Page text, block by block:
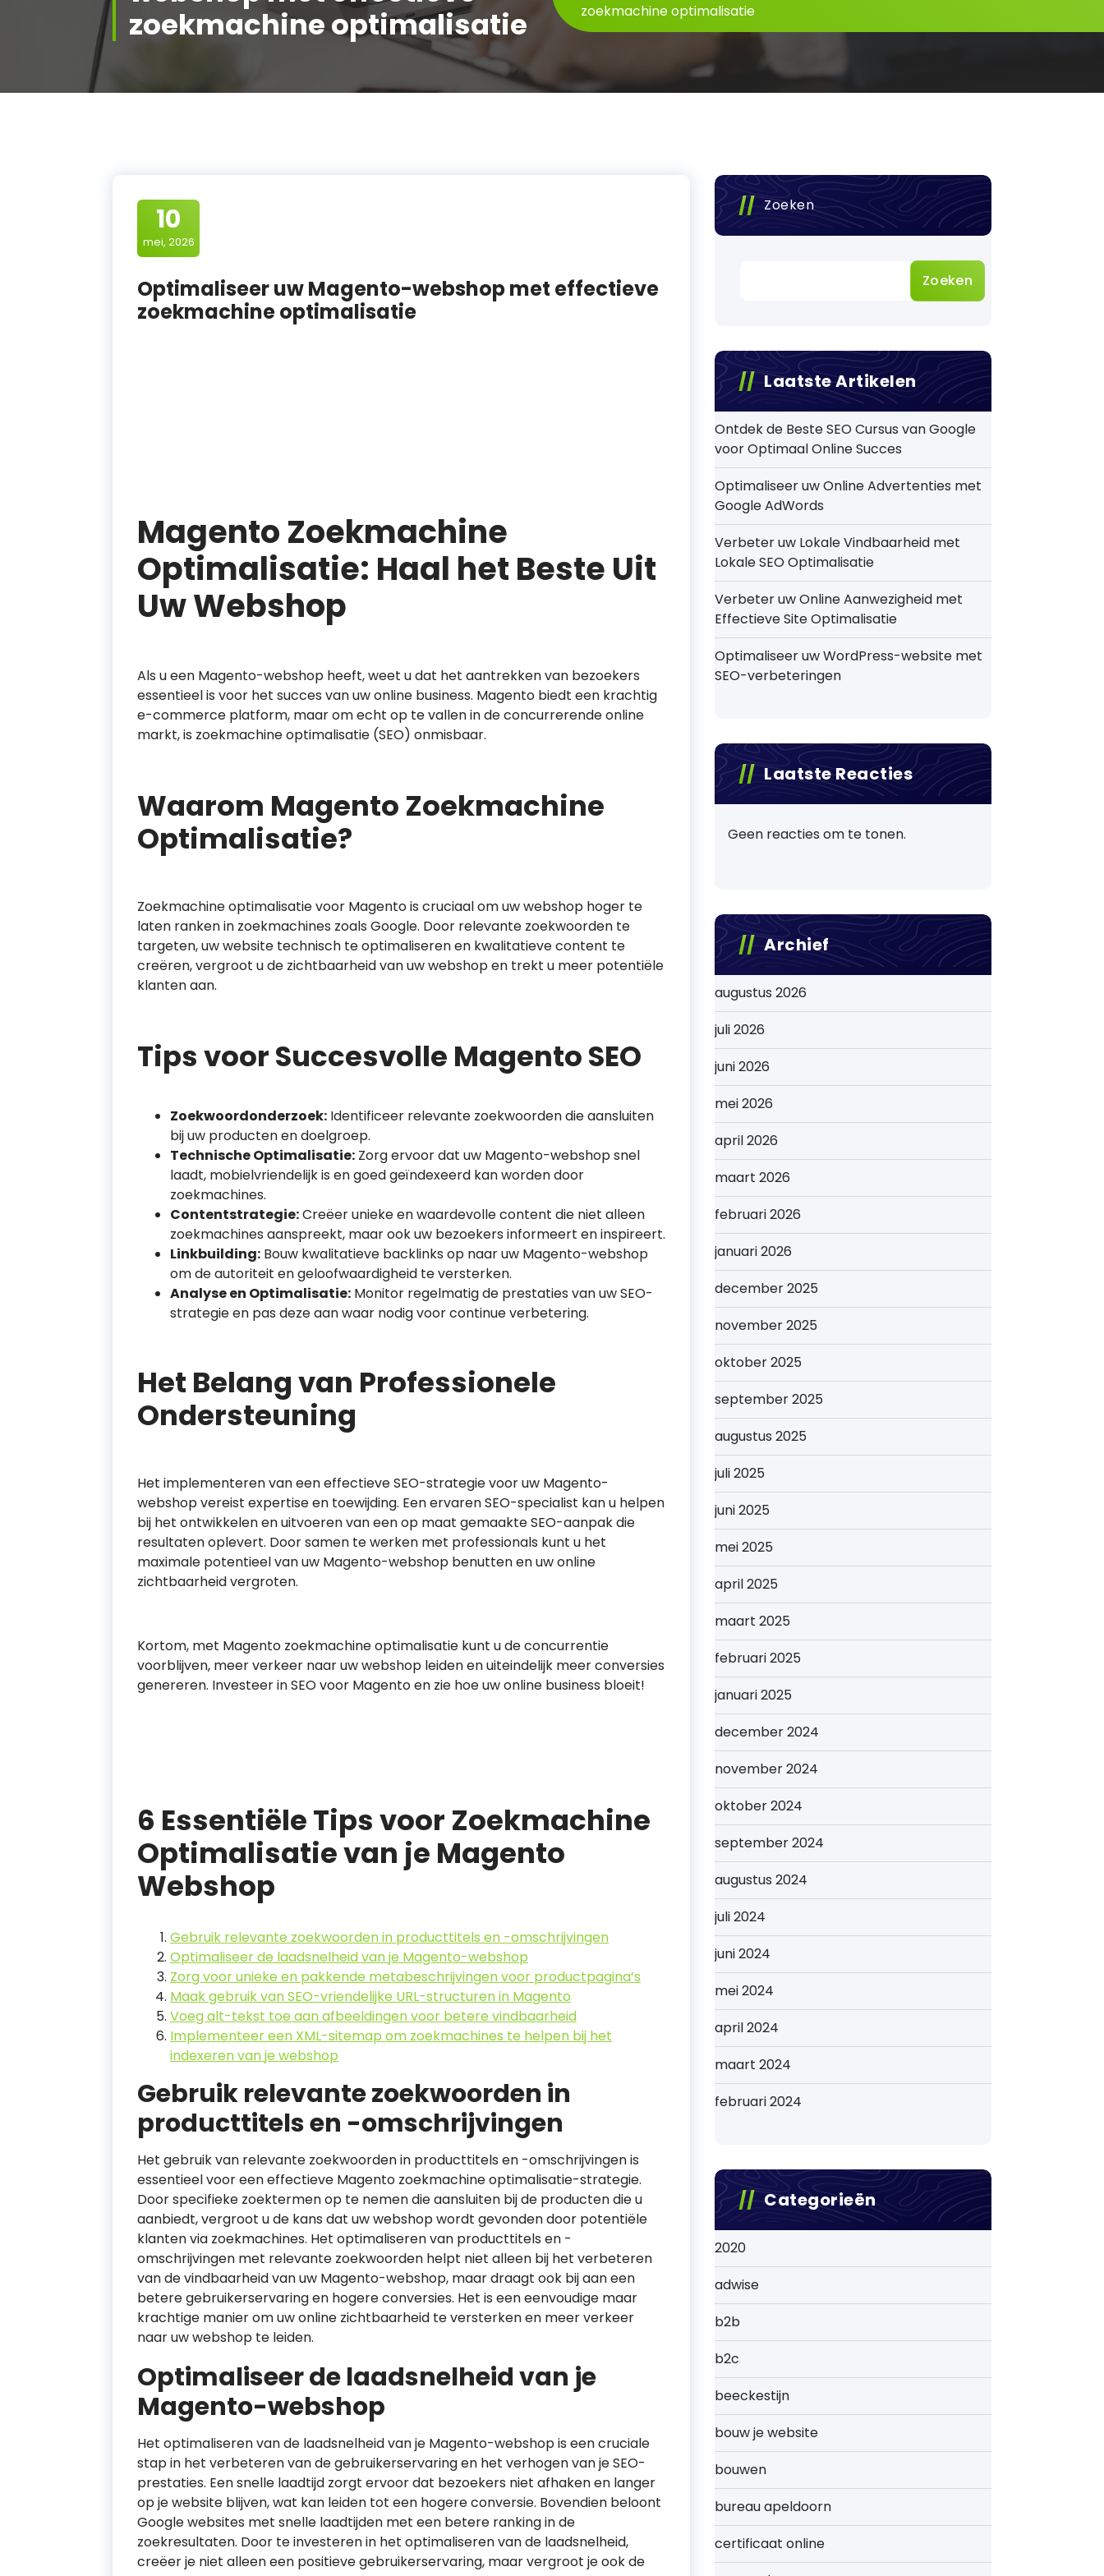
zoekmachine optimalisatie
zoekmachine optimalisatie
10
mei, 2026
Optimaliseer uw Magento-webshop met effectieve
zoekmachine optimalisatie
Magento Zoekmachine
Optimalisatie: Haal het Beste Uit
Uw Webshop
Als u een Magento-webshop heeft, weet u dat het aantrekken van bezoekers
essentieel is voor het succes van uw online business. Magento biedt een krachtig
e-commerce platform, maar om echt op te vallen in de concurrerende online
markt, is zoekmachine optimalisatie (SEO) onmisbaar.
Waarom Magento Zoekmachine
Optimalisatie?
Zoekmachine optimalisatie voor Magento is cruciaal om uw webshop hoger te
laten ranken in zoekmachines zoals Google. Door relevante zoekwoorden te
targeten, uw website technisch te optimaliseren en kwalitatieve content te
creëren, vergroot u de zichtbaarheid van uw webshop en trekt u meer potentiële
klanten aan.
Tips voor Succesvolle Magento SEO
Zoekwoordonderzoek: Identificeer relevante zoekwoorden die aansluiten
bij uw producten en doelgroep.
Technische Optimalisatie: Zorg ervoor dat uw Magento-webshop snel
laadt, mobielvriendelijk is en goed geïndexeerd kan worden door
zoekmachines.
Contentstrategie:Creëer unieke en waardevolle content die niet alleen
zoekmachines aanspreekt, maar ook uw bezoekers informeert en inspireert.
Linkbuilding: Bouw kwalitatieve backlinks op naar uw Magento-webshop
om de autoriteit en geloofwaardigheid te versterken.
Analyse en Optimalisatie: Monitor regelmatig de prestaties van uw SEO-
strategie en pas deze aan waar nodig voor continue verbetering.
Het Belang van Professionele
Ondersteuning
Het implementeren van een effectieve SEO-strategie voor uw Magento-
webshop vereist expertise en toewijding. Een ervaren SEO-specialist kan u helpen
bij het ontwikkelen en uitvoeren van een op maat gemaakte SEO-aanpak die
resultaten oplevert. Door samen te werken met professionals kunt u het
maximale potentieel van uw Magento-webshop benutten en uw online
zichtbaarheid vergroten.
Kortom, met Magento zoekmachine optimalisatie kunt u de concurrentie
voorblijven, meer verkeer naar uw webshop leiden en uiteindelijk meer conversies
genereren. Investeer in SEO voor Magento en zie hoe uw online business bloeit!
6 Essentiële Tips voor Zoekmachine
Optimalisatie van je Magento
Webshop
Gebruik relevante zoekwoorden in producttitels en -omschrijvingen
Optimaliseer de laadsnelheid van je Magento-webshop
Zorg voor unieke en pakkende metabeschrijvingen voor productpagina’s
Maak gebruik van SEO-vriendelijke URL-structuren in Magento
Voeg alt-tekst toe aan afbeeldingen voor betere vindbaarheid
Implementeer een XML-sitemap om zoekmachines te helpen bij het
indexeren van je webshop
Gebruik relevante zoekwoorden in
producttitels en -omschrijvingen
Het gebruik van relevante zoekwoorden in producttitels en -omschrijvingen is
essentieel voor een effectieve Magento zoekmachine optimalisatie-strategie.
Door specifieke zoektermen op te nemen die aansluiten bij de producten die u
aanbiedt, vergroot u de kans dat uw webshop wordt gevonden door potentiële
klanten via zoekmachines. Het optimaliseren van producttitels en -
omschrijvingen met relevante zoekwoorden helpt niet alleen bij het verbeteren
van de vindbaarheid van uw Magento-webshop, maar draagt ook bij aan een
betere gebruikerservaring en hogere conversies. Het is een eenvoudige maar
krachtige manier om uw online zichtbaarheid te versterken en meer verkeer
naar uw webshop te leiden.
Optimaliseer de laadsnelheid van je
Magento-webshop
Het optimaliseren van de laadsnelheid van je Magento-webshop is een cruciale
stap in het verbeteren van de gebruikerservaring en het verhogen van je SEO-
prestaties. Een snelle laadtijd zorgt ervoor dat bezoekers niet afhaken en langer
op je website blijven, wat kan leiden tot een hogere conversie. Bovendien beloont
Google websites met snelle laadtijden met een betere ranking in de
zoekresultaten. Door te investeren in het optimaliseren van de laadsnelheid,
creëer je niet alleen een positieve gebruikerservaring, maar vergroot je ook de
Zoeken
Zoeken
Laatste Artikelen
Ontdek de Beste SEO Cursus van Google
voor Optimaal Online Succes
Optimaliseer uw Online Advertenties met
Google AdWords
Verbeter uw Lokale Vindbaarheid met
Lokale SEO Optimalisatie
Verbeter uw Online Aanwezigheid met
Effectieve Site Optimalisatie
Optimaliseer uw WordPress-website met
SEO-verbeteringen
Laatste Reacties
Geen reacties om te tonen.
Archief
augustus 2026
juli 2026
juni 2026
mei 2026
april 2026
maart 2026
februari 2026
januari 2026
december 2025
november 2025
oktober 2025
september 2025
augustus 2025
juli 2025
juni 2025
mei 2025
april 2025
maart 2025
februari 2025
januari 2025
december 2024
november 2024
oktober 2024
september 2024
augustus 2024
juli 2024
juni 2024
mei 2024
april 2024
maart 2024
februari 2024
Categorieën
2020
adwise
b2b
b2c
beeckestijn
bouw je website
bouwen
bureau apeldoorn
certificaat online